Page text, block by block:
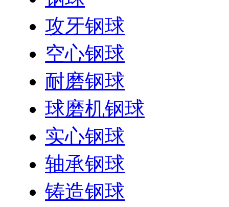
攻牙钢球
空心钢球
耐磨钢球
球磨机钢球
实心钢球
轴承钢球
铸造钢球